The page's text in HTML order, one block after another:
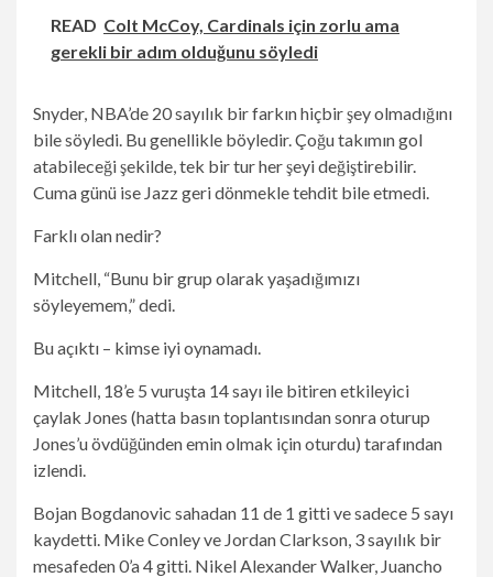
READ Colt McCoy, Cardinals için zorlu ama
gerekli bir adım olduğunu söyledi
Snyder, NBA’de 20 sayılık bir farkın hiçbir şey olmadığını
bile söyledi. Bu genellikle böyledir. Çoğu takımın gol
atabileceği şekilde, tek bir tur her şeyi değiştirebilir.
Cuma günü ise Jazz geri dönmekle tehdit bile etmedi.
Farklı olan nedir?
Mitchell, “Bunu bir grup olarak yaşadığımızı
söyleyemem,” dedi.
Bu açıktı – kimse iyi oynamadı.
Mitchell, 18’e 5 vuruşta 14 sayı ile bitiren etkileyici
çaylak Jones (hatta basın toplantısından sonra oturup
Jones’u övdüğünden emin olmak için oturdu) tarafından
izlendi.
Bojan Bogdanovic sahadan 11 de 1 gitti ve sadece 5 sayı
kaydetti. Mike Conley ve Jordan Clarkson, 3 sayılık bir
mesafeden 0’a 4 gitti. Nikel Alexander Walker, Juancho